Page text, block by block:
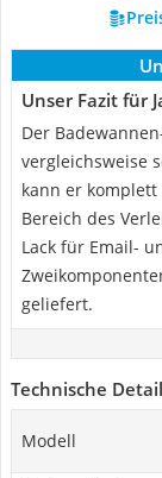
Unser Fazit für
Der
vergleichsweise
kann er
Bereich des
Lack für Email-
geliefert.
Technische
Modell